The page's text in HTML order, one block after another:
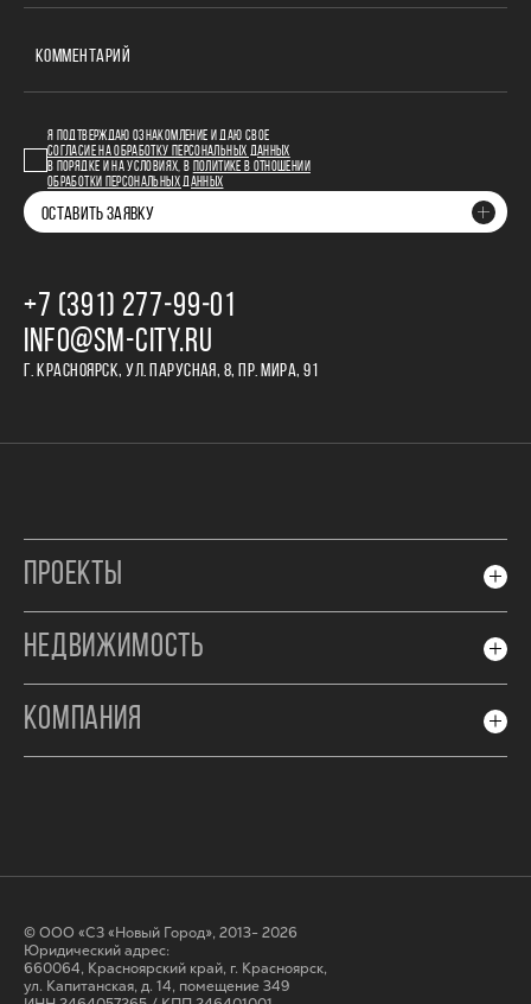
КОММЕНТАРИЙ
Я ПОДТВЕРЖДАЮ ОЗНАКОМЛЕНИЕ И ДАЮ СВОЕ
СОГЛАСИЕ НА ОБРАБОТКУ ПЕРСОНАЛЬНЫХ ДАННЫХ
В ПОРЯДКЕ И НА УСЛОВИЯХ, В
ПОЛИТИКЕ В ОТНОШЕНИИ
ОБРАБОТКИ ПЕРСОНАЛЬНЫХ ДАННЫХ
ОСТАВИТЬ ЗАЯВКУ
+7 (391) 277‒99‒01
INFO@SM-CITY.RU
Г. КРАСНОЯРСК, УЛ. ПАРУСНАЯ, 8, ПР. МИРА, 91
ПРОЕКТЫ
НЕДВИЖИМОСТЬ
КОМПАНИЯ
© ООО «СЗ «Новый Город», 2013- 2026
Юридический адрес:
660064, Красноярский край, г. Красноярск,
ул. Капитанская, д. 14, помещение 349